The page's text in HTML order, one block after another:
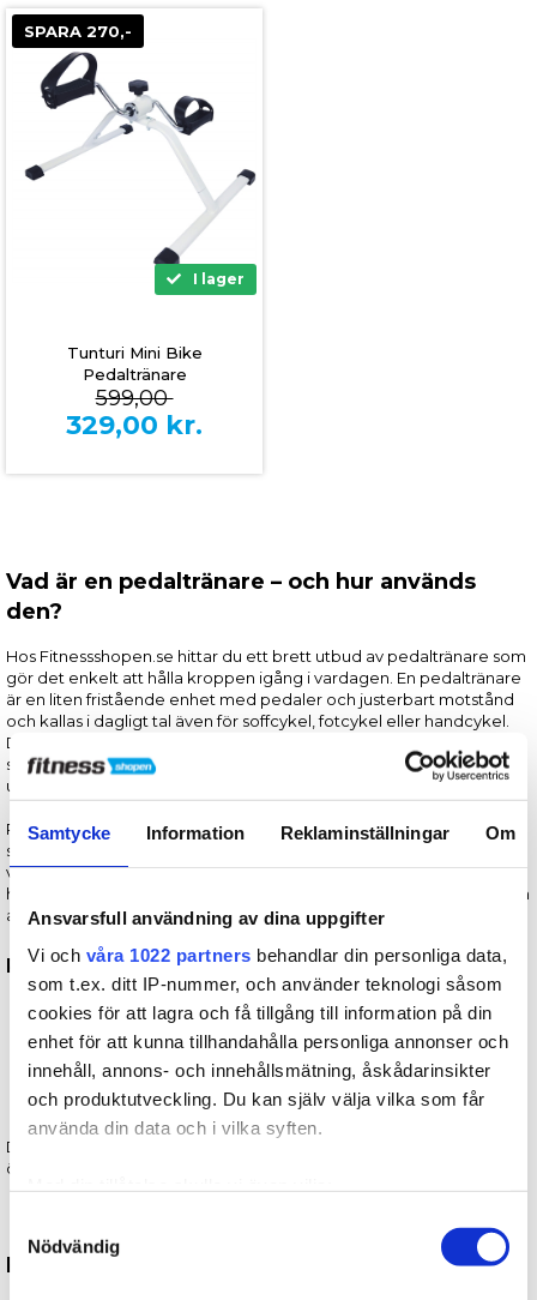
Samtycke Information Reklaminställningar Om
Ansvarsfull användning av dina uppgifter
Vi och våra 1022 partners behandlar din personliga data,
som t.ex. ditt IP-nummer, och använder teknologi såsom
cookies för att lagra och få tillgång till information på din
enhet för att kunna tillhandahålla personliga annonser och
innehåll, annons- och innehållsmätning, åskådarinsikter
och produktutveckling. Du kan själv välja vilka som får
använda din data och i vilka syften.
kan ha en noggrannhet på upp till flera meter
Nödvändig
SPARA 270,-
I lager
Tunturi Mini Bike
Pedaltränare
599,00
329,00 kr.
Vad är en pedaltränare – och hur används
den?
Hos Fitnessshopen.se hittar du ett brett utbud av pedaltränare som
gör det enkelt att hålla kroppen igång i vardagen. En pedaltränare
är en liten fristående enhet med pedaler och justerbart motstånd
och kallas i dagligt tal även för soffcykel, fotcykel eller handcykel.
De flesta modeller kan användas både som arm- och bentränare,
så att du kan aktivera både under- och överkropp – sittande och
utan stora maskiner.
Pedaltränaren är en kompakt och flexibel lösning för dig som vill ha
skonsam rörelse eller rehabilitering i hemmet. Den placeras
vanligtvis framför en stol, soffa eller på ett bord för armträning – och
hjälper dig att bibehålla rörlighet och öka blodcirkulationen genom
att stärka lår- och vadmuskulatur eller axlar, armar och rygg.
Pedaltränaren används typiskt till:
Kontorsfitness.
Lätt daglig motion.
Rehabilitering efter skada.
Aktivering vid stillasittande arbete.
Förebyggande av stelhet i ben och armar.
Du kan också se
önskar en större lösning.
Fördelar med en pedaltränare